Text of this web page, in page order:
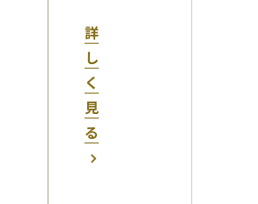
詳
し
く
見
る